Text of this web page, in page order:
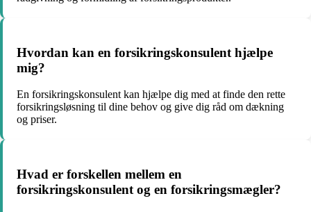
Hvordan kan en forsikringskonsulent hjælpe
mig?
En forsikringskonsulent kan hjælpe dig med at finde den rette
forsikringsløsning til dine behov og give dig råd om dækning
og priser.
Hvad er forskellen mellem en
forsikringskonsulent og en forsikringsmægler?